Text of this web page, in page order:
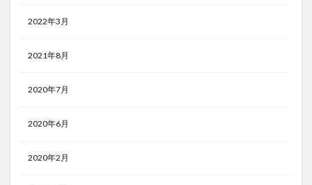
2022年3月
2021年8月
2020年7月
2020年6月
2020年2月